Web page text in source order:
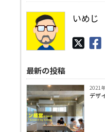
いめじ
最新の投稿
2021
デザ